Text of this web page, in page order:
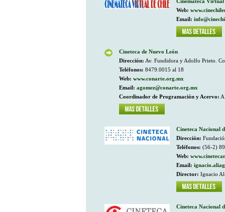
Web:
Email:
Cineteca de Nuevo León
Dirección: Av. Fundidora y Adolfo Prieto.
Teléfonos: 8479.0015 al 18
Web: www.conarte.org.mx
Email: agomez@conarte.org.mx
Coordinador de Programación y Acervo:
Cineteca Nacional
Dirección:
Teléfonos: (56-2)
Web:
Email:
Director: Ignacio
Cineteca Nacional